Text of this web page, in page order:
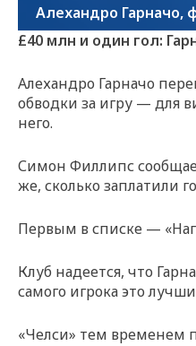
Алехандро Гарначо,
£40 млн и один гол:
Алехандро Гарначо
обводки за игру — для
него.
Симон Филлипс
же, сколько заплатили
Первым в списке —
Клуб надеется, что
самого игрока это
«Челси» тем временем